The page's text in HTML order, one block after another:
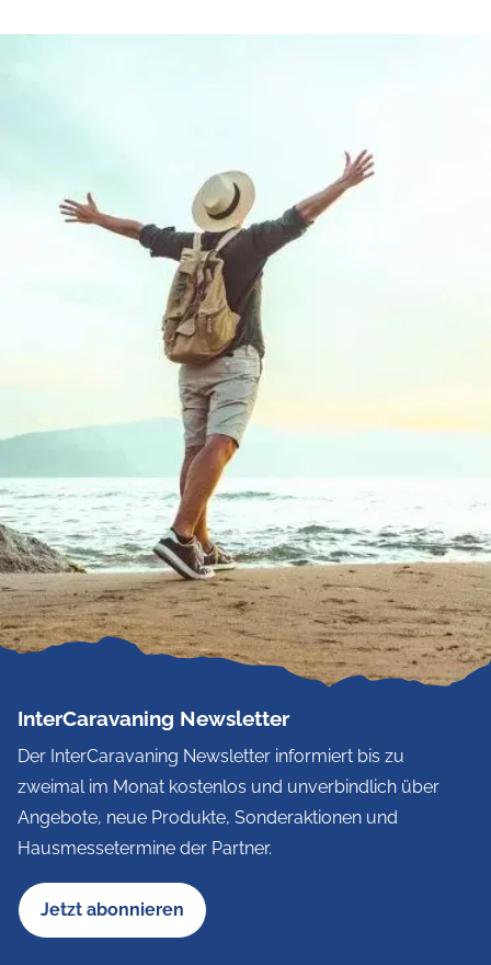
InterCaravaning Newsletter
Der InterCaravaning Newsletter informiert bis zu
zweimal im Monat kostenlos und unverbindlich über
Angebote, neue Produkte, Sonderaktionen und
Hausmessetermine der Partner.
Jetzt abonnieren